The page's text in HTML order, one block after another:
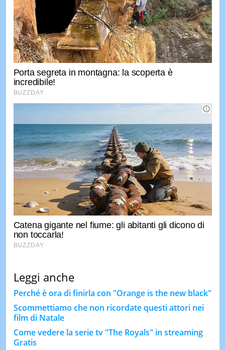
Leggi anche
Perché è ora di finirla con "Orange is the new black"
Scommettiamo che non ricordate questi attori nei
film di Natale
Come vedere la serie tv "The Royals" in streaming
Gratis